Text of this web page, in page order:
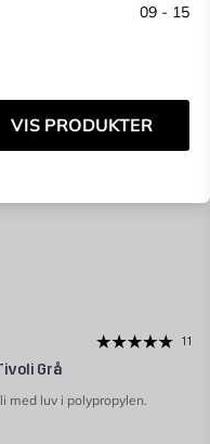
09 - 15
VIS PRODUKTER
11
Grå
luv i polypropylen.